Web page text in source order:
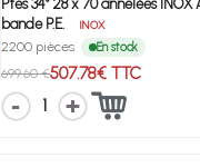
Ptes 34° 28 x 70 annelées
bande P.E.
INOX
2200 pièces En stock
699.60 €507.78€ TTC
1